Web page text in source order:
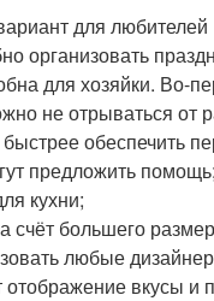
для
организовать
для хозяйки. Во-
не отрываться от
обеспечить
предложить
кухни;
счёт большего
любые
вкусы и